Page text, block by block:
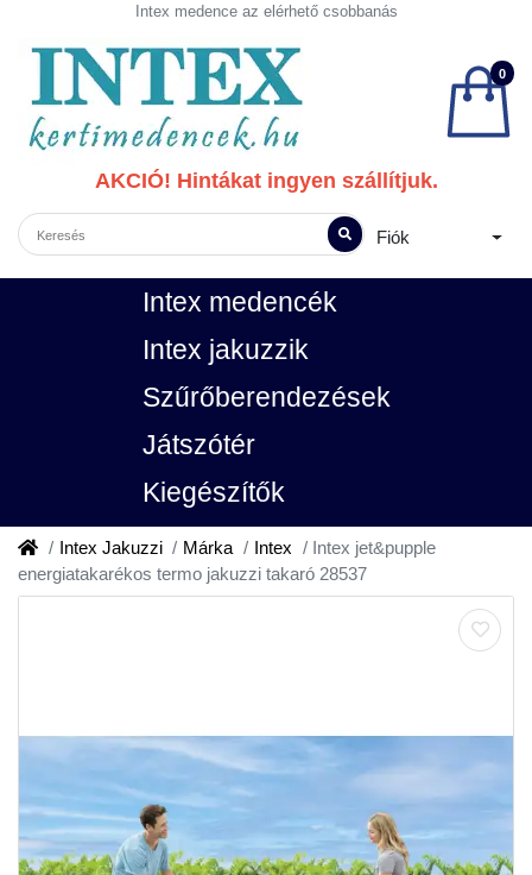
Intex medence az elérhető csobbanás
0
AKCIÓ! Hintákat ingyen szállítjuk.
Fiók
Intex medencék
Intex jakuzzik
Szűrőberendezések
Játszótér
Kiegészítők
Intex Jakuzzi Márka Intex
Intex jet&pupple
energiatakarékos termo jakuzzi takaró 28537